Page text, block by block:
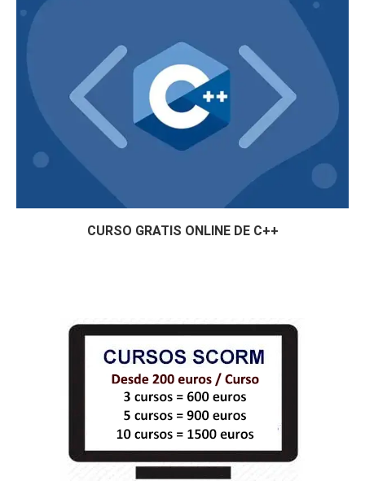
CURSO GRATIS ONLINE DE C++